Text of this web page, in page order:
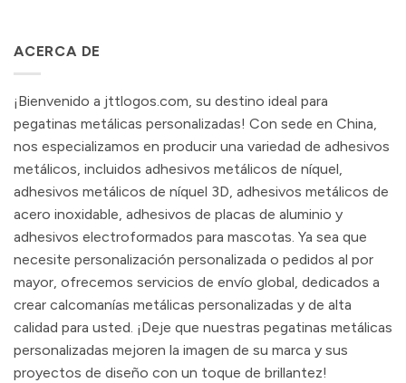
ACERCA DE
¡Bienvenido a jttlogos.com, su destino ideal para
pegatinas metálicas personalizadas! Con sede en China,
nos especializamos en producir una variedad de adhesivos
metálicos, incluidos adhesivos metálicos de níquel,
adhesivos metálicos de níquel 3D, adhesivos metálicos de
acero inoxidable, adhesivos de placas de aluminio y
adhesivos electroformados para mascotas. Ya sea que
necesite personalización personalizada o pedidos al por
mayor, ofrecemos servicios de envío global, dedicados a
crear calcomanías metálicas personalizadas y de alta
calidad para usted. ¡Deje que nuestras pegatinas metálicas
personalizadas mejoren la imagen de su marca y sus
proyectos de diseño con un toque de brillantez!